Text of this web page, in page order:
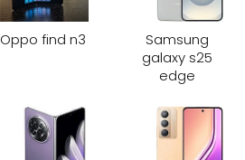
Samsung
galaxy s25
edge
Oppo find n3